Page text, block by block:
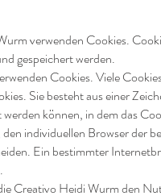
verwenden Cookies.
gespeichert werden.
Cookies. Viele
Sie besteht aus einer
können, in dem das
individuellen Browser der
Ein bestimmter
Creativo Heidi Wurm den